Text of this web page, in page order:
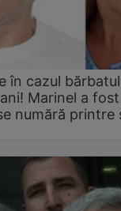
în cazul
Marinel a
numără printre